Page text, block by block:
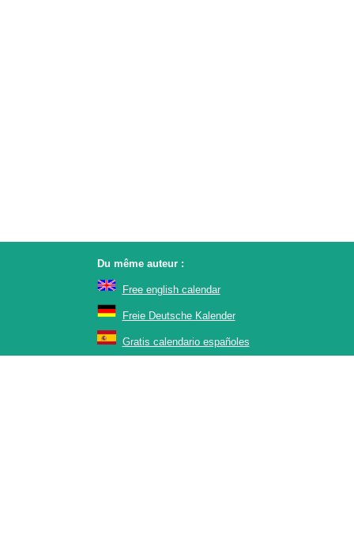
Du même auteur :
Free english calendar
Freie Deutsche Kalender
Gratis calendario españoles